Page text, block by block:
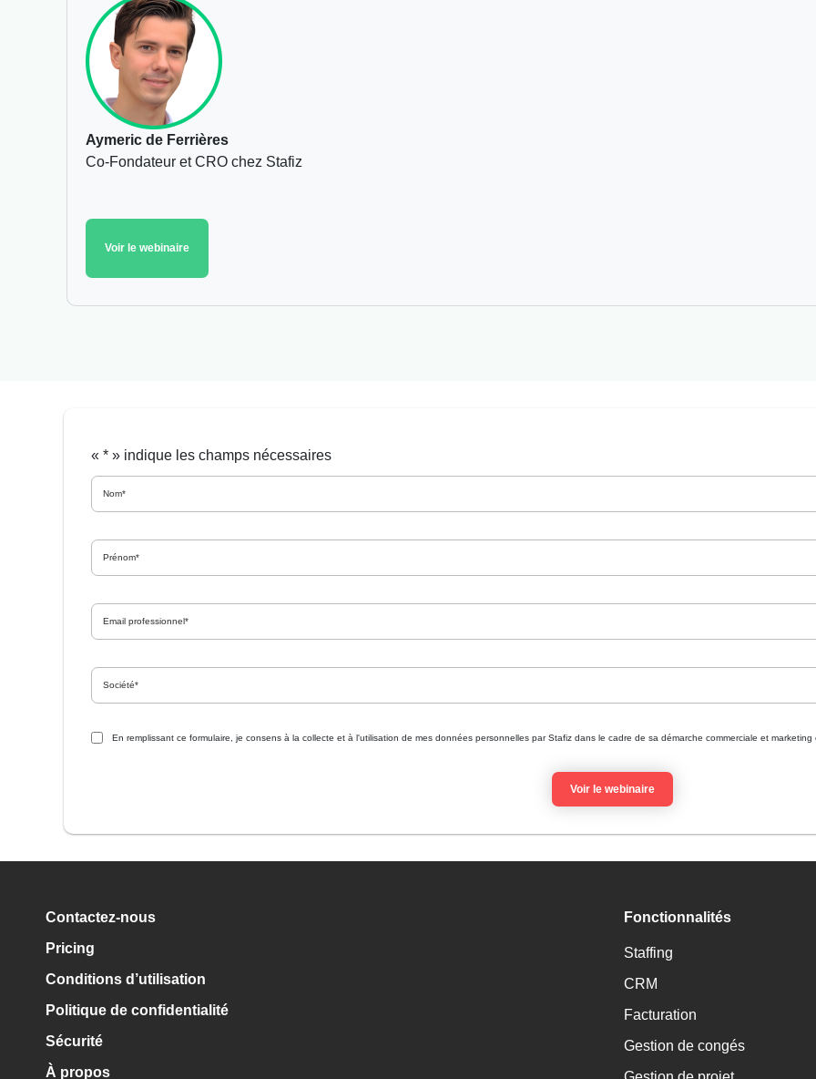
Aymeric de Ferrières
Co-Fondateur et CRO chez Stafiz
Voir le webinaire
« * » indique les champs nécessaires
En remplissant ce formulaire, je consens à la collecte et à l'utilisation de mes données personnelles par Stafiz dans le cadre de sa démarche commerciale et marketing
Contactez-nous
Pricing
Conditions d’utilisation
Politique de confidentialité
Sécurité
À propos
Fonctionnalités
Staffing
CRM
Facturation
Gestion de congés